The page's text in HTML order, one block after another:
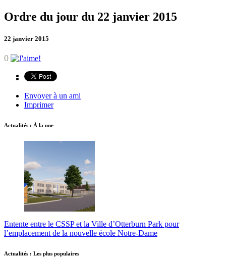
Ordre du jour du 22 janvier 2015
22 janvier 2015
0
Envoyer à un ami
Imprimer
Actualités : À la une
Entente entre le CSSP et la Ville d’Otterburn Park pour
l’emplacement de la nouvelle école Notre-Dame
Actualités : Les plus populaires